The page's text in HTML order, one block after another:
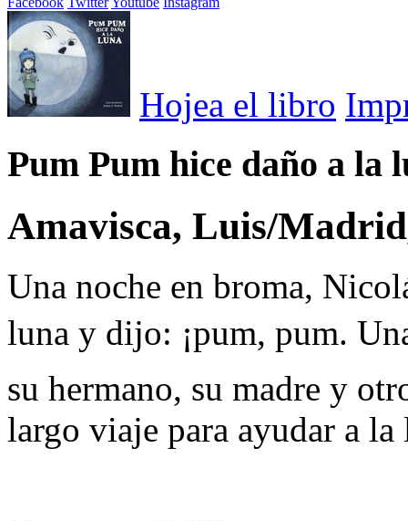
Hojea el libro
Pum Pum hice daño a la
Amavisca, Luis/
Una noche en broma,
luna y dijo: ¡pum, pum.
su hermano, su madre y
largo viaje para ayudar a